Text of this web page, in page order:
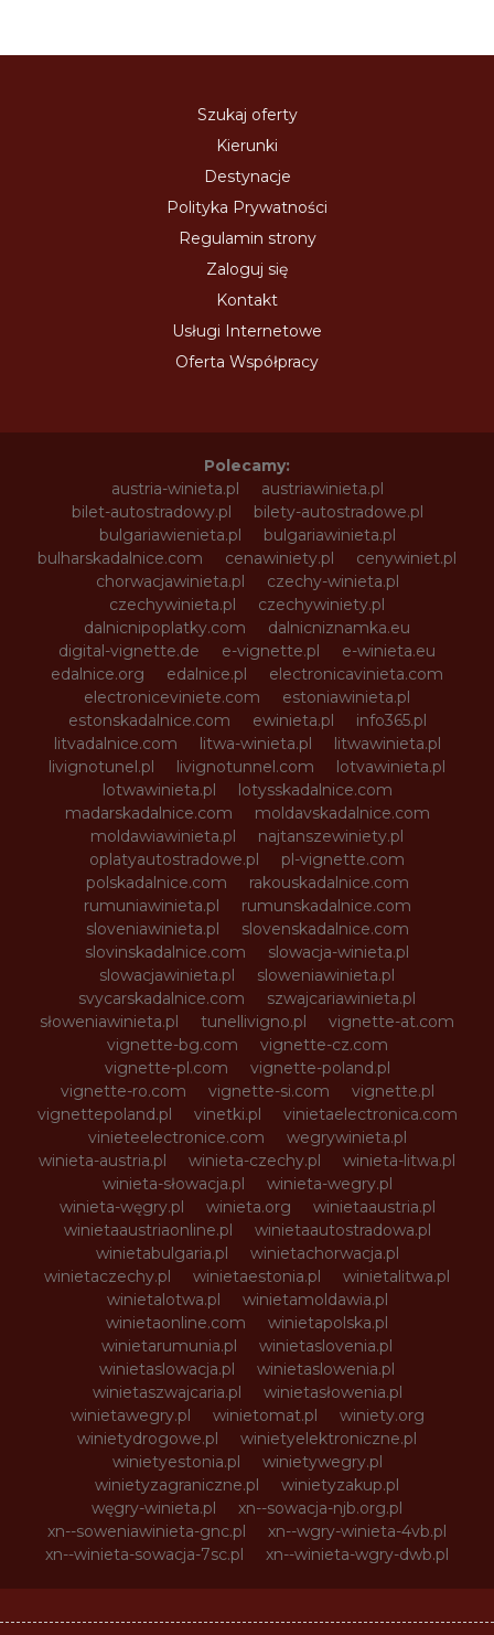
Szukaj oferty
Kierunki
Destynacje
Polityka Prywatności
Regulamin strony
Zaloguj się
Kontakt
Usługi Internetowe
Oferta Współpracy
Polecamy:
austria-winieta.pl
austriawinieta.pl
bilet-autostradowy.pl
bilety-autostradowe.pl
bulgariawienieta.pl
bulgariawinieta.pl
bulharskadalnice.com
cenawiniety.pl
cenywiniet.pl
chorwacjawinieta.pl
czechy-winieta.pl
czechywinieta.pl
czechywiniety.pl
dalnicnipoplatky.com
dalnicniznamka.eu
digital-vignette.de
e-vignette.pl
e-winieta.eu
edalnice.org
edalnice.pl
electronicavinieta.com
electroniceviniete.com
estoniawinieta.pl
estonskadalnice.com
ewinieta.pl
info365.pl
litvadalnice.com
litwa-winieta.pl
litwawinieta.pl
livignotunel.pl
livignotunnel.com
lotvawinieta.pl
lotwawinieta.pl
lotysskadalnice.com
madarskadalnice.com
moldavskadalnice.com
moldawiawinieta.pl
najtanszewiniety.pl
oplatyautostradowe.pl
pl-vignette.com
polskadalnice.com
rakouskadalnice.com
rumuniawinieta.pl
rumunskadalnice.com
sloveniawinieta.pl
slovenskadalnice.com
slovinskadalnice.com
slowacja-winieta.pl
slowacjawinieta.pl
sloweniawinieta.pl
svycarskadalnice.com
szwajcariawinieta.pl
słoweniawinieta.pl
tunellivigno.pl
vignette-at.com
vignette-bg.com
vignette-cz.com
vignette-pl.com
vignette-poland.pl
vignette-ro.com
vignette-si.com
vignette.pl
vignettepoland.pl
vinetki.pl
vinietaelectronica.com
vinieteelectronice.com
wegrywinieta.pl
winieta-austria.pl
winieta-czechy.pl
winieta-litwa.pl
winieta-słowacja.pl
winieta-wegry.pl
winieta-węgry.pl
winieta.org
winietaaustria.pl
winietaaustriaonline.pl
winietaautostradowa.pl
winietabulgaria.pl
winietachorwacja.pl
winietaczechy.pl
winietaestonia.pl
winietalitwa.pl
winietalotwa.pl
winietamoldawia.pl
winietaonline.com
winietapolska.pl
winietarumunia.pl
winietaslovenia.pl
winietaslowacja.pl
winietaslowenia.pl
winietaszwajcaria.pl
winietasłowenia.pl
winietawegry.pl
winietomat.pl
winiety.org
winietydrogowe.pl
winietyelektroniczne.pl
winietyestonia.pl
winietywegry.pl
winietyzagraniczne.pl
winietyzakup.pl
węgry-winieta.pl
xn--sowacja-njb.org.pl
xn--soweniawinieta-gnc.pl
xn--wgry-winieta-4vb.pl
xn--winieta-sowacja-7sc.pl
xn--winieta-wgry-dwb.pl